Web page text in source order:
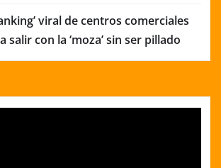
viral de centros comerciales
salir con la ‘moza’ sin ser pillado